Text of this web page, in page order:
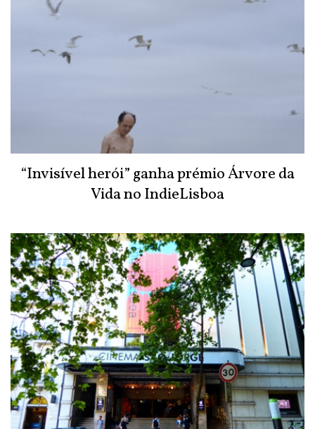
“Invisível herói” ganha prémio Árvore da
Vida no IndieLisboa